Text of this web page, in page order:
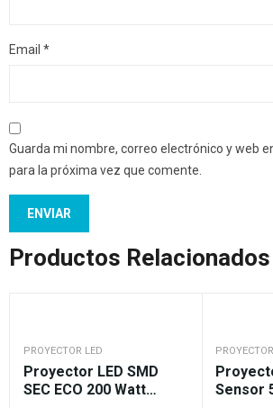
Email *
Guarda mi nombre, correo electrónico y web
para la próxima vez que comente.
Productos Relacionados
PROYECTOR LED
Proyector LED SMD
SEC ECO 200 Watt
Sensor